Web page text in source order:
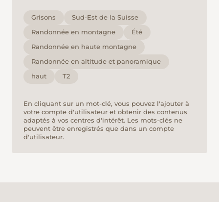
Grisons
Sud-Est de la Suisse
Randonnée en montagne
Été
Randonnée en haute montagne
Randonnée en altitude et panoramique
haut
T2
En cliquant sur un mot-clé, vous pouvez l'ajouter à
votre compte d'utilisateur et obtenir des contenus
adaptés à vos centres d'intérêt. Les mots-clés ne
peuvent être enregistrés que dans un compte
d'utilisateur.